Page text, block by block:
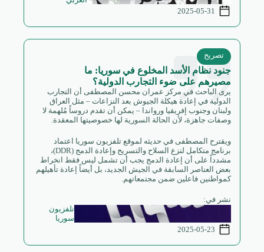
2025-05-31
جنود نظام الأسد المخلوع في سوريا: ما
مصيرهم على ضوء التجارب الدولية؟
تصريح
يرى الباحث في مركز عمران محسن المصطفى أن التجارب
الدولية في إعادة هيكلة الجيوش بعد النزاعات – مثل العراق
ولبنان وجنوب إفريقيا ورواندا – يمكن أن تقدم دروساً مُلهمة لا
وصفات جاهزة، لأن الحالة السورية لها خصوصيتها المعقدة.
ويقترح المصطفى في حديثه لموقع تلفزيون سوريا اعتماد
برنامج متكامل لنزع السلاح والتسريح وإعادة الدمج (DDR)،
مشدداً على أن إعادة الدمج يجب أن تشمل ليس فقط انخراط
بعض العناصر السابقة في الجيش الجديد، بل أيضاً إعادة تأهيلهم
كمواطنين فاعلين ضمن مجتمعاتهم.
نشر في:
تلفزيون
سوريا
2025-05-23